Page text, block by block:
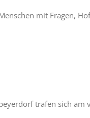
mit Fragen,
trafen sich